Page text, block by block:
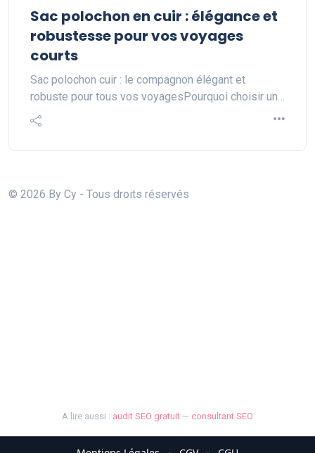
Sac polochon en cuir : élégance et
robustesse pour vos voyages
courts
Sac polochon cuir : le compagnon élégant et
robuste pour tous vos voyagesPourquoi choisir un…
© 2026 By Cy - Tous droits réservés
A lire aussi : audit SEO gratuit — consultant SEO